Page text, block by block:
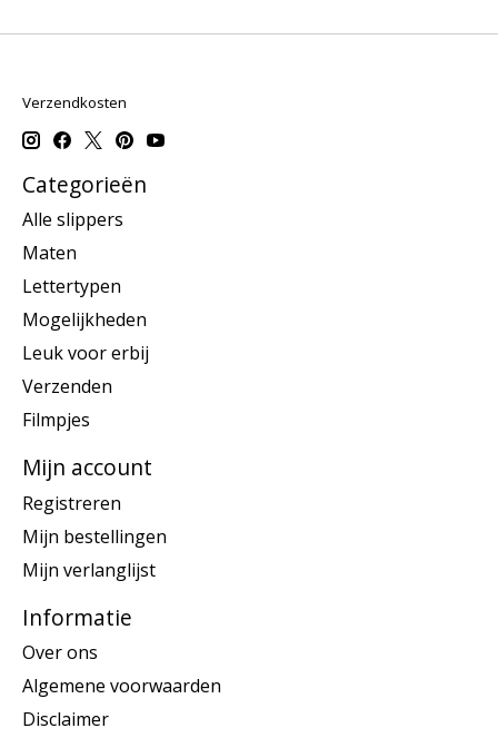
Verzendkosten
Categorieën
Alle slippers
Maten
Lettertypen
Mogelijkheden
Leuk voor erbij
Verzenden
Filmpjes
Mijn account
Registreren
Mijn bestellingen
Mijn verlanglijst
Informatie
Over ons
Algemene voorwaarden
Disclaimer